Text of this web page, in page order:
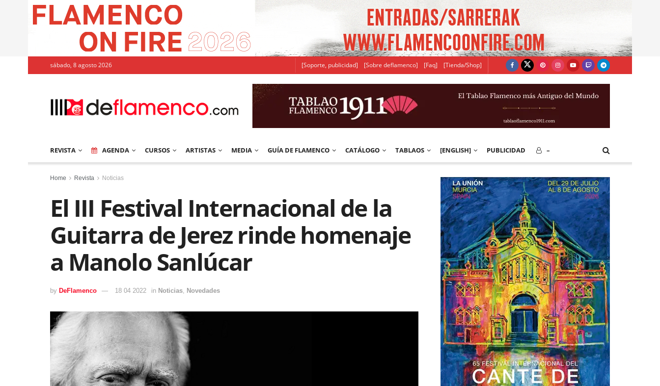
sábado, 8 agosto 2026 [Soporte, publicidad] [Sobre deflamenco] [Faq] [Tienda/Shop]
REVISTA AGENDA CURSOS ARTISTAS MEDIA GUÍA DE FLAMENCO CATÁLOGO TABLAOS [ENGLISH] PUBLICIDAD –
Home Revista Noticias
El III Festival Internacional de la
Guitarra de Jerez rinde homenaje
a Manolo Sanlúcar
by DeFlamenco 18 04 2022 in Noticias, Novedades